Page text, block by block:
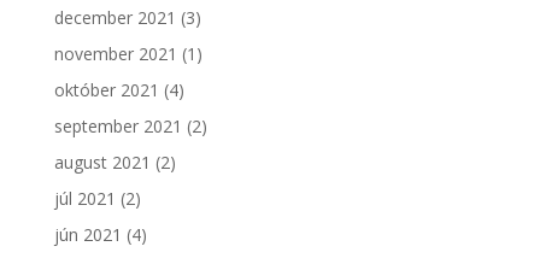
december 2021 (3)
november 2021 (1)
október 2021 (4)
september 2021 (2)
august 2021 (2)
júl 2021 (2)
jún 2021 (4)